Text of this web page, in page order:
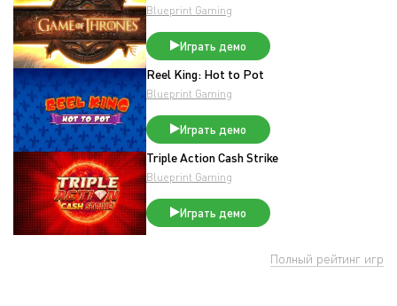
Blueprint Gaming
Играть демо
Reel King: Hot to Pot
Blueprint Gaming
Играть демо
Triple Action Cash Strike
Blueprint Gaming
Играть демо
Полный рейтинг игр